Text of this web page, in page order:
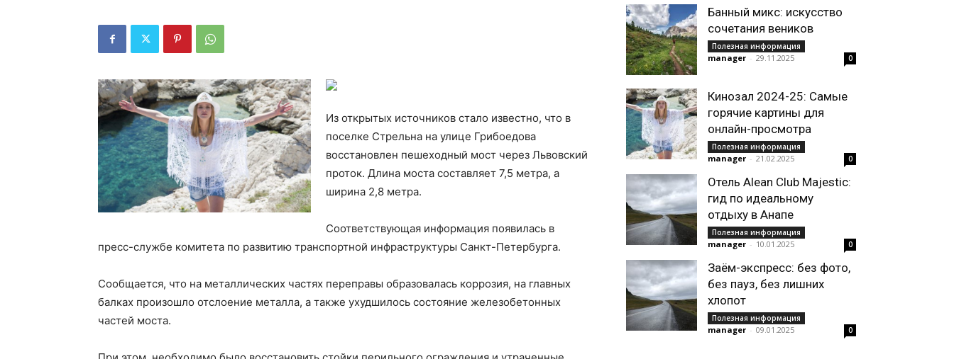
Из открытых источников стало известно, что в
поселке Стрельна на улице Грибоедова
восстановлен пешеходный мост через Львовский
проток. Длина моста составляет 7,5 метра, а
ширина 2,8 метра.
Соответствующая информация появилась в
пресс-службе комитета по развитию транспортной инфраструктуры Санкт-Петербурга.
Сообщается, что на металлических частях переправы образовалась коррозия, на главных
балках произошло отслоение металла, а также ухудшилось состояние железобетонных
частей моста.
Банный микс: искусство
сочетания веников
Полезная информация
manager - 29.11.2025 0
Кинозал 2024-25: Самые
горячие картины для
онлайн-просмотра
Полезная информация
manager - 21.02.2025 0
Отель Alean Club Majestic:
гид по идеальному
отдыху в Анапе
Полезная информация
manager - 10.01.2025 0
Заём-экспресс: без фото,
без пауз, без лишних
хлопот
Полезная информация
manager - 09.01.2025 0